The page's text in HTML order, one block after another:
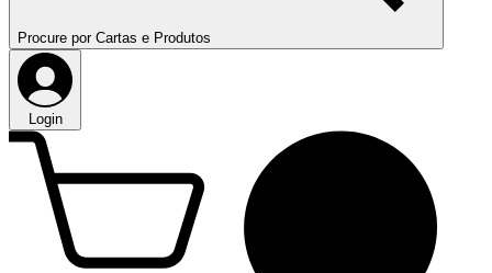
Procure por Cartas e Produtos
Login